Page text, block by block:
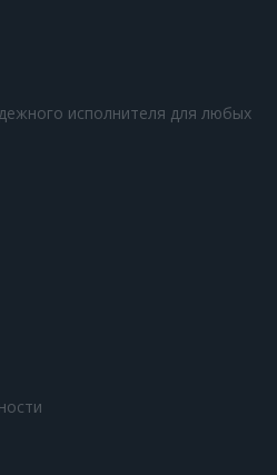
исполнителя для любых